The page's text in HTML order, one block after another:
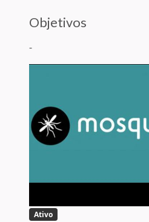
Objetivos
-
Ativo